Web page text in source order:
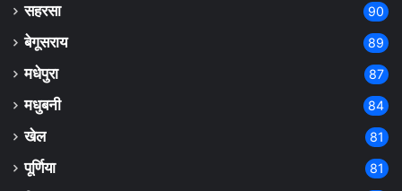
सहरसा 90
बेगूसराय 89
मधेपुरा 87
मधुबनी 84
खेल 81
पूर्णिया 81